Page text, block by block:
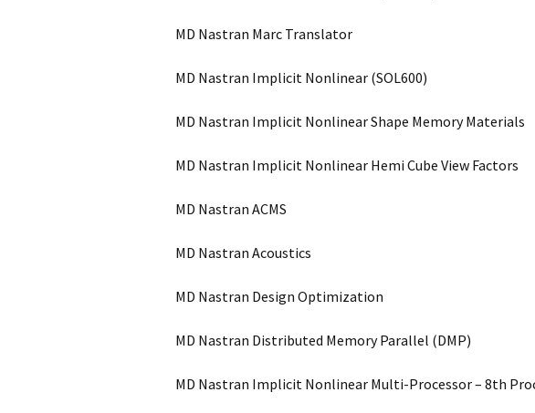
MD Nastran Marc Translator
MD Nastran Implicit Nonlinear (SOL600)
MD Nastran Implicit Nonlinear Shape Memory Materials
MD Nastran Implicit Nonlinear Hemi Cube View Factors
MD Nastran ACMS
MD Nastran Acoustics
MD Nastran Design Optimization
MD Nastran Distributed Memory Parallel (DMP)
MD Nastran Implicit Nonlinear Multi-Processor – 8th